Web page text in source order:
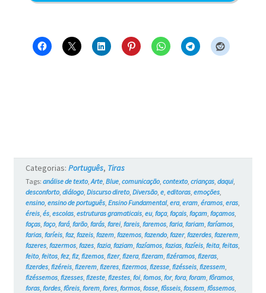
–
#17
Categorias: Português, Tiras
Tags: análise de texto, Arte, Blue, comunicação, contexto, crianças, daqui,
desconforto, diálogo, Discurso direto, Diversão, e, editoras, emoções,
ensino, ensino de português, Ensino Fundamental, era, eram, éramos, eras,
éreis, és, escolas, estruturas gramaticais, eu, faça, façais, façam, façamos,
faças, faço, fará, farão, farás, farei, fareis, faremos, faria, fariam, faríamos,
farias, faríeis, faz, fazeis, fazem, fazemos, fazendo, fazer, fazerdes, fazerem,
fazeres, fazermos, fazes, fazia, faziam, fazíamos, fazias, fazíeis, feita, feitas,
feito, feitos, fez, fiz, fizemos, fizer, fizera, fizeram, fizéramos, fizeras,
fizerdes, fizéreis, fizerem, fizeres, fizermos, fizesse, fizésseis, fizessem,
fizéssemos, fizesses, fizeste, fizestes, foi, fomos, for, fora, foram, fôramos,
foras, fordes, fôreis, forem, fores, formos, fosse, fôsseis, fossem, fôssemos,